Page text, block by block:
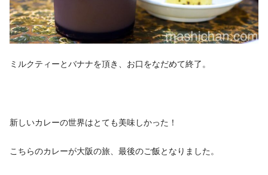
ミルクティーとバナナを頂き、お口をなだめて終了。
新しいカレーの世界はとても美味しかった！
こちらのカレーが大阪の旅、最後のご飯となりました。